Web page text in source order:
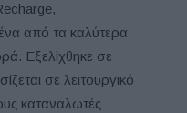
,
από τα καλύτερα
Εξελίχθηκε σε
σε λειτουργικό
καταναλωτές